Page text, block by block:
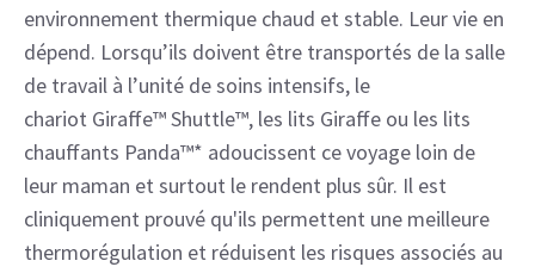
environnement thermique chaud et stable. Leur vie en
dépend. Lorsqu’ils doivent être transportés de la salle
de travail à l’unité de soins intensifs, le
chariot Giraffe™ Shuttle™, les lits Giraffe ou les lits
chauffants Panda™* adoucissent ce voyage loin de
leur maman et surtout le rendent plus sûr. Il est
cliniquement prouvé qu'ils permettent une meilleure
thermorégulation et réduisent les risques associés au